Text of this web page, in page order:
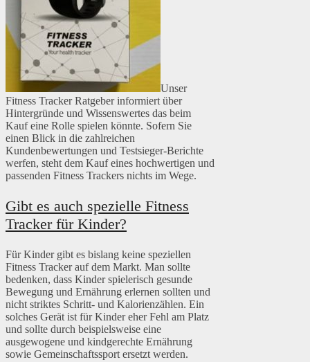
Unser
Fitness Tracker Ratgeber informiert über
Hintergründe und Wissenswertes das beim
Kauf eine Rolle spielen könnte. Sofern Sie
einen Blick in die zahlreichen
Kundenbewertungen und Testsieger-Berichte
werfen, steht dem Kauf eines hochwertigen und
passenden Fitness Trackers nichts im Wege.
Gibt es auch spezielle Fitness
Tracker für Kinder?
Für Kinder gibt es bislang keine speziellen
Fitness Tracker auf dem Markt. Man sollte
bedenken, dass Kinder spielerisch gesunde
Bewegung und Ernährung erlernen sollten und
nicht striktes Schritt- und Kalorienzählen. Ein
solches Gerät ist für Kinder eher Fehl am Platz
und sollte durch beispielsweise eine
ausgewogene und kindgerechte Ernährung
sowie Gemeinschaftssport ersetzt werden.